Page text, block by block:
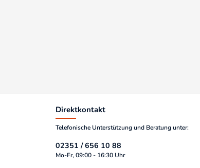
Direktkontakt
Telefonische Unterstützung und Beratung unter:
02351 / 656 10 88
Mo-Fr, 09:00 - 16:30 Uhr